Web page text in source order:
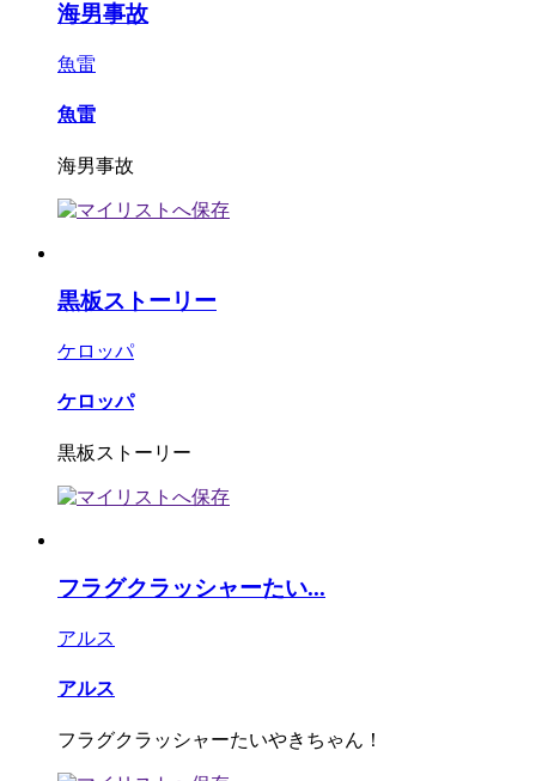
海男事故
魚雷
魚雷
海男事故
黒板ストーリー
ケロッパ
ケロッパ
黒板ストーリー
フラグクラッシャーたい...
アルス
アルス
フラグクラッシャーたいやきちゃん！